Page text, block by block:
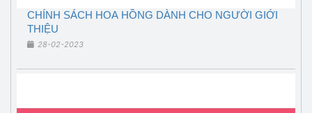
CHÍNH SÁCH HOA HỒNG DÀNH CHO NGƯỜI GIỚI
THIỆU
28-02-2023